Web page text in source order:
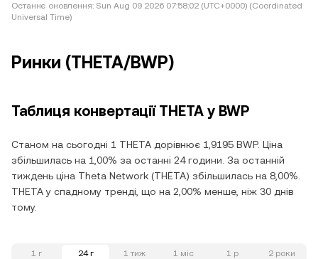
Останнє оновлення: Sun Aug 09 2026 07:58:02 (UTC+0000) (Coordinated
Universal Time)
Ринки (THETA/BWP)
Таблиця конвертації THETA у BWP
Станом на сьогодні 1 THETA дорівнює 1,9195 BWP. Ціна
збільшилась на 1,00% за останні 24 години. За останній
тиждень ціна Theta Network (THETA) збільшилась на 8,00%.
THETA у спадному тренді, що на 2,00% менше, ніж 30 днів
тому.
1 г 24 г 1 тиж 1 міс 1 р 2 роки